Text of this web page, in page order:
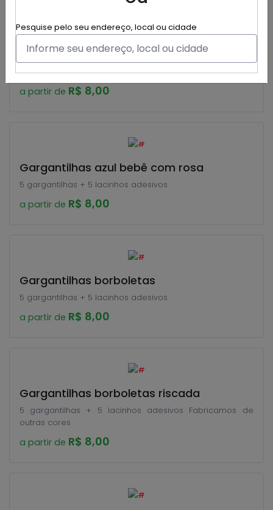
Pesquise pelo seu endereço, local ou cidade
Gargantilhas da Minnie rosa
Gargantilhas da Minnie rosa , 5 unidades de gargantilhas
+ 5 unidades de adesivos
a partir de R$ 8,00
Gargantilhas azul bebê com rosa
5 gargantilhas + 5 lacinhos adesivos
a partir de R$ 8,00
Gargantilhas borboletas
5 gargantilhas + 5 lacinhos adesivos
a partir de R$ 8,00
Gargantilhas borboletas riscada
5 gargantilhas + 5 lacinhos adesivos Fabricamos de
outras cores
a partir de R$ 8,00